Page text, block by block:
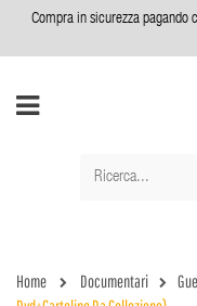
Compra in sicurezza pagando
Home Documentari